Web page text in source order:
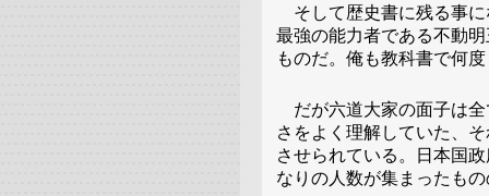
そして歴史書に残る事に
最強の能力者である不動
ものだ。俺も教科書で何
だが六道大家の面子は全
さをよく理解していた、
させられている。日本国
なりの人数が集まったも